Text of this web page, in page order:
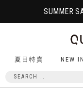
SUMMER
夏日特賣 NEW IN